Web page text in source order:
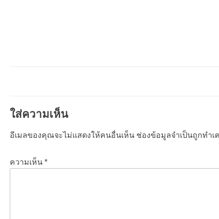
ใส่ความเห็น
อีเมลของคุณจะไม่แสดงให้คนอื่นเห็น ช่องข้อมูลจำเป็นถูกทำเค
ความเห็น*